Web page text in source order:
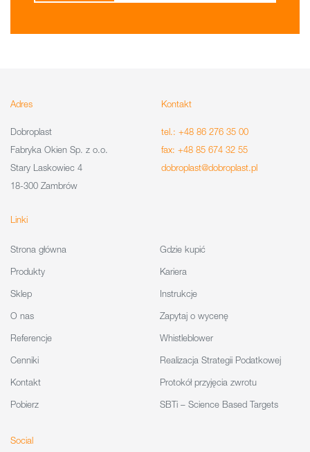
Adres
Dobroplast
Fabryka Okien Sp. z o.o.
Stary Laskowiec 4
18-300 Zambrów
Kontakt
tel.: +48 86 276 35 00
fax: +48 85 674 32 55
dobroplast@dobroplast.pl
Linki
Strona główna
Produkty
Sklep
O nas
Referencje
Cenniki
Kontakt
Pobierz
Gdzie kupić
Kariera
Instrukcje
Zapytaj o wycenę
Whistleblower
Realizacja Strategii Podatkowej
Protokół przyjęcia zwrotu
SBTi – Science Based Targets
Social